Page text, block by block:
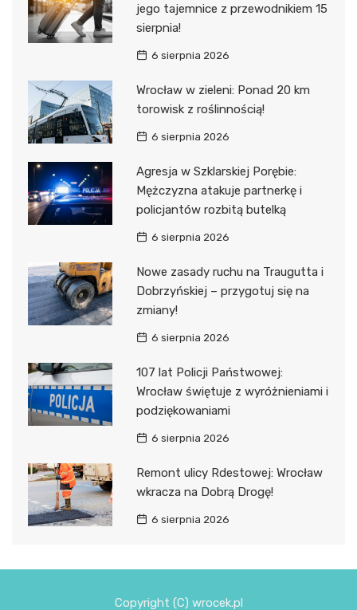
jego tajemnice z przewodnikiem 15
sierpnia!
6 sierpnia 2026
Wrocław w zieleni: Ponad 20 km
torowisk z roślinnością!
6 sierpnia 2026
Agresja w Szklarskiej Porębie:
Mężczyzna atakuje partnerkę i
policjantów rozbitą butelką
6 sierpnia 2026
Nowe zasady ruchu na Traugutta i
Dobrzyńskiej – przygotuj się na
zmiany!
6 sierpnia 2026
107 lat Policji Państwowej:
Wrocław świętuje z wyróżnieniami i
podziękowaniami
6 sierpnia 2026
Remont ulicy Rdestowej: Wrocław
wkracza na Dobrą Drogę!
6 sierpnia 2026
Copyright (C) wrocek.pl